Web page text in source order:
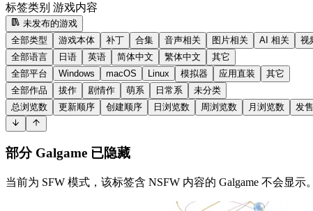
标签类别 游戏内容
未发布的游戏
全部类型
游戏本体 补丁 合集 音声相关 图片相关 AI 相关 视
全部语言
日语 英语 简体中文 繁体中文
其它
全部平台
Windows macOS Linux 模拟器 应用直装
其它
全部作品
拔作 剧情作 萌系 日常系
未分类
总浏览数
更新顺序 创建顺序 日浏览数 周浏览数 月浏览数 发
部分 Galgame 已隐藏
当前为 SFW 模式，该标签含 NSFW 内容的 Galgame 不会显